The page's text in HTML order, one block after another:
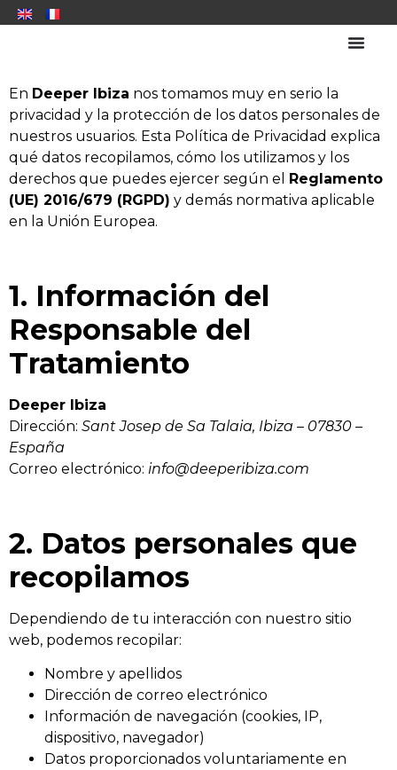
En Deeper Ibiza nos tomamos muy en serio la
privacidad y la protección de los datos personales de
nuestros usuarios. Esta Política de Privacidad explica
qué datos recopilamos, cómo los utilizamos y los
derechos que puedes ejercer según el Reglamento
(UE) 2016/679 (RGPD) y demás normativa aplicable
en la Unión Europea.
1. Información del
Responsable del
Tratamiento
Deeper Ibiza
Dirección: Sant Josep de Sa Talaia, Ibiza – 07830 –
España
Correo electrónico: info@deeperibiza.com
2. Datos personales que
recopilamos
Dependiendo de tu interacción con nuestro sitio
web, podemos recopilar:
Nombre y apellidos
Dirección de correo electrónico
Información de navegación (cookies, IP,
dispositivo, navegador)
Datos proporcionados voluntariamente en